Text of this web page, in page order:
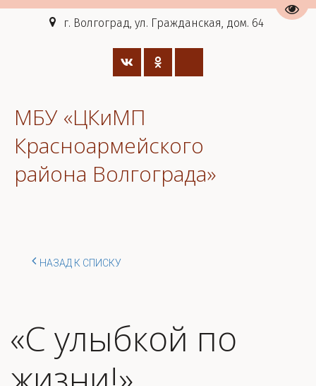
г. Волгоград, ул. Гражданская, дом. 64
МБУ «ЦКиМП
Красноармейского
района Волгограда»
НАЗАД К СПИСКУ
«С улыбкой по